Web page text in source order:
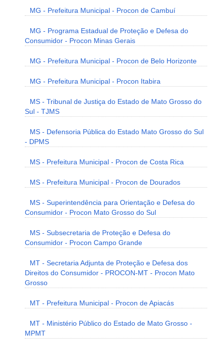
MG - Prefeitura Municipal - Procon de Cambuí
MG - Programa Estadual de Proteção e Defesa do
Consumidor - Procon Minas Gerais
MG - Prefeitura Municipal - Procon de Belo Horizonte
MG - Prefeitura Municipal - Procon Itabira
MS - Tribunal de Justiça do Estado de Mato Grosso do
Sul - TJMS
MS - Defensoria Pública do Estado Mato Grosso do Sul
- DPMS
MS - Prefeitura Municipal - Procon de Costa Rica
MS - Prefeitura Municipal - Procon de Dourados
MS - Superintendência para Orientação e Defesa do
Consumidor - Procon Mato Grosso do Sul
MS - Subsecretaria de Proteção e Defesa do
Consumidor - Procon Campo Grande
MT - Secretaria Adjunta de Proteção e Defesa dos
Direitos do Consumidor - PROCON-MT - Procon Mato
Grosso
MT - Prefeitura Municipal - Procon de Apiacás
MT - Ministério Público do Estado de Mato Grosso -
MPMT